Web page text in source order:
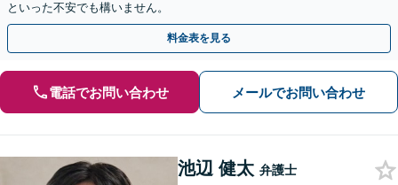
といった不安でも構いません。
料金表を見る
電話でお問い合わせ メールでお問い合わせ
池辺 健太 弁護士